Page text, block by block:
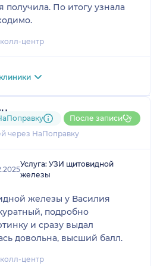
По итогу узнала
центр
через НаПоправку
После записи
Услуга: УЗИ щитовидной
железы
железы у Василия
подробно
и сразу выдал
довольна, высший балл.
центр